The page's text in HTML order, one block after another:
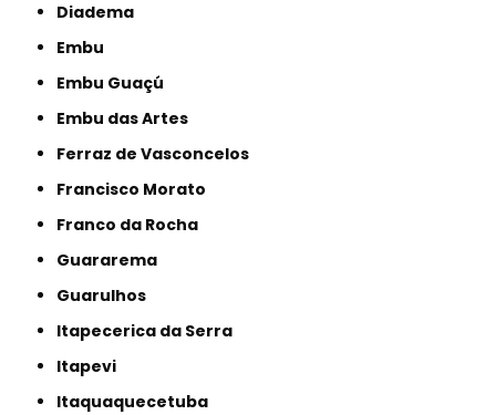
Diadema
Embu
Embu Guaçú
Embu das Artes
Ferraz de Vasconcelos
Francisco Morato
Franco da Rocha
Guararema
Guarulhos
Itapecerica da Serra
Itapevi
Itaquaquecetuba